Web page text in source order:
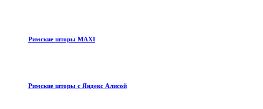
Римские шторы MAXI
Римские шторы с Яндекс Алисой